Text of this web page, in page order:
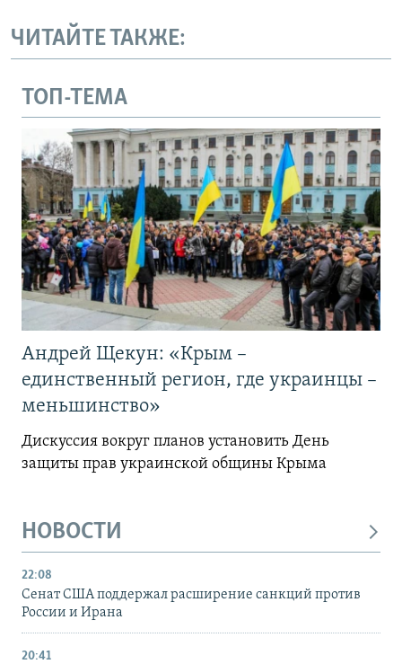
ЧИТАЙТЕ ТАКЖЕ:
ТОП-ТЕМА
Андрей Щекун: «Крым –
единственный регион, где украинцы –
меньшинство»
Дискуссия вокруг планов установить День
защиты прав украинской общины Крыма
НОВОСТИ
22:08
Сенат США поддержал расширение санкций против
России и Ирана
20:41